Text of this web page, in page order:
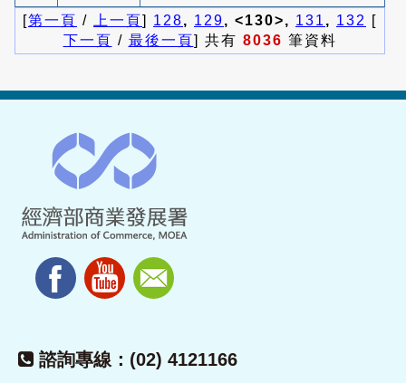
[第一頁 / 上一頁] 128, 129, <130>, 131 , 132
[
下一頁 / 最後一頁] 共有 8036 筆資料
諮詢專線：(02) 4121166